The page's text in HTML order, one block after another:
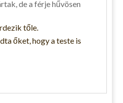
de a férje hűvösen
tőle.
őket, hogy a teste is